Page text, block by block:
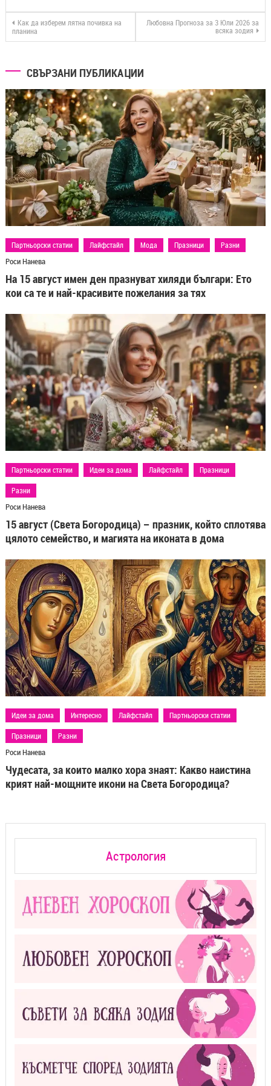
Как да изберем лятна почивка на
планина
Любовна Прогноза за 3 Юли 2026 за
всяка зодия
СВЪРЗАНИ ПУБЛИКАЦИИ
Партньорски статии Лайфстайл Мода Празници Разни
Роси Нанева
На 15 август имен ден празнуват хиляди българи: Ето
кои са те и най-красивите пожелания за тях
Партньорски статии Идеи за дома Лайфстайл Празници
Разни
Роси Нанева
15 август (Света Богородица) – празник, който сплотява
цялото семейство, и магията на иконата в дома
Идеи за дома Интересно Лайфстайл Партньорски статии
Празници Разни
Роси Нанева
Чудесата, за които малко хора знаят: Какво наистина
крият най-мощните икони на Света Богородица?
Астрология